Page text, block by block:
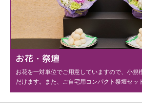
お花・祭壇
お花を一対単位でご用意していますので、小規
だけます。また、ご自宅用コンパクト祭壇セッ